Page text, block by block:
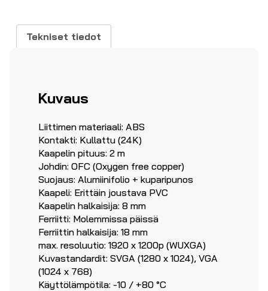
Tekniset tiedot
Kuvaus
Liittimen materiaali: ABS
Kontakti: Kullattu (24K)
Kaapelin pituus: 2 m
Johdin: OFC (Oxygen free copper)
Suojaus: Alumiinifolio + kuparipunos
Kaapeli: Erittäin joustava PVC
Kaapelin halkaisija: 8 mm
Ferriitti: Molemmissa päissä
Ferriittin halkaisija: 18 mm
max. resoluutio: 1920 x 1200p (WUXGA)
Kuvastandardit: SVGA (1280 x 1024), VGA
(1024 x 768)
Käyttölämpötila: -10 / +80 °C